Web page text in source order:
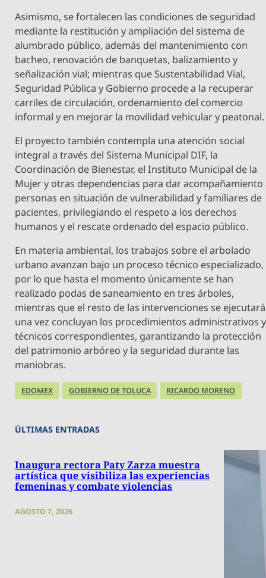
Asimismo, se fortalecen las condiciones de seguridad
mediante la restitución y ampliación del sistema de
alumbrado público, además del mantenimiento con
bacheo, renovación de banquetas, balizamiento y
señalización vial; mientras que Sustentabilidad Vial,
Seguridad Pública y Gobierno procede a la recuperar
carriles de circulación, ordenamiento del comercio
informal y en mejorar la movilidad vehicular y peatonal.
El proyecto también contempla una atención social
integral a través del Sistema Municipal DIF, la
Coordinación de Bienestar, el Instituto Municipal de la
Mujer y otras dependencias para dar acompañamiento
personas en situación de vulnerabilidad y familiares de
pacientes, privilegiando el respeto a los derechos
humanos y el rescate ordenado del espacio público.
En materia ambiental, los trabajos sobre el arbolado
urbano avanzan bajo un proceso técnico especializado,
por lo que hasta el momento únicamente se han
realizado podas de saneamiento en tres árboles,
mientras que el resto de las intervenciones se ejecutará
una vez concluyan los procedimientos administrativos y
técnicos correspondientes, garantizando la protección
del patrimonio arbóreo y la seguridad durante las
maniobras.
EDOMEX GOBIERNO DE TOLUCA RICARDO MORENO
ÚLTIMAS ENTRADAS
Inaugura rectora Paty Zarza muestra
artística que visibiliza las experiencias
femeninas y combate violencias
AGOSTO 7, 2026